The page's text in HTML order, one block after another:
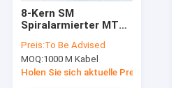
8-Kern SM
Spiralarmierter MTP-
Patchkabel 3,0 mm
OFNP-Mantel
Nagetierresistent
Preis:To Be Advised
MOQ:1000 M Kabel
Holen Sie sich aktuelle Preis